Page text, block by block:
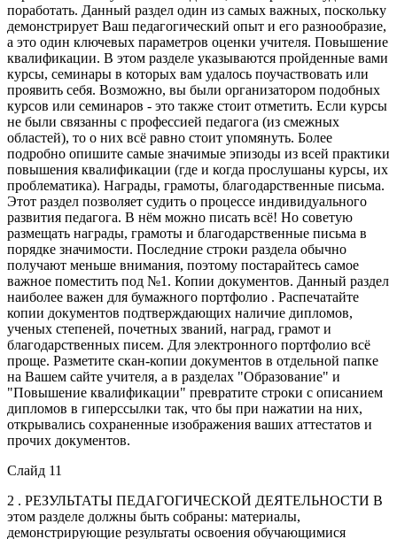
поработать. Данный раздел один из самых важных, поскольку
демонстрирует Ваш педагогический опыт и его разнообразие,
а это один ключевых параметров оценки учителя. Повышение
квалификации. В этом разделе указываются пройденные вами
курсы, семинары в которых вам удалось поучаствовать или
проявить себя. Возможно, вы были организатором подобных
курсов или семинаров - это также стоит отметить. Если курсы
не были связанны с профессией педагога (из смежных
областей), то о них всё равно стоит упомянуть. Более
подробно опишите самые значимые эпизоды из всей практики
повышения квалификации (где и когда прослушаны курсы, их
проблематика). Награды, грамоты, благодарственные письма.
Этот раздел позволяет судить о процессе индивидуального
развития педагога. В нём можно писать всё! Но советую
размещать награды, грамоты и благодарственные письма в
порядке значимости. Последние строки раздела обычно
получают меньше внимания, поэтому постарайтесь самое
важное поместить под №1. Копии документов. Данный раздел
наиболее важен для бумажного портфолио . Распечатайте
копии документов подтверждающих наличие дипломов,
ученых степеней, почетных званий, наград, грамот и
благодарственных писем. Для электронного портфолио всё
проще. Разметите скан-копии документов в отдельной папке
на Вашем сайте учителя, а в разделах "Образование" и
"Повышение квалификации" превратите строки с описанием
дипломов в гиперссылки так, что бы при нажатии на них,
открывались сохраненные изображения ваших аттестатов и
прочих документов.
Слайд 11
2 . РЕЗУЛЬТАТЫ ПЕДАГОГИЧЕСКОЙ ДЕЯТЕЛЬНОСТИ В
этом разделе должны быть собраны: материалы,
демонстрирующие результаты освоения обучающимися